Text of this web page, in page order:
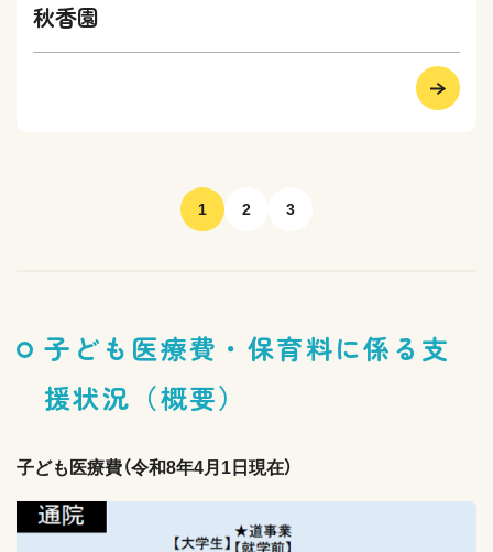
秋香園
1 2 3
子ども医療費・保育料に係る支
援状況（概要）
子ども医療費（令和8年4月1日現在）